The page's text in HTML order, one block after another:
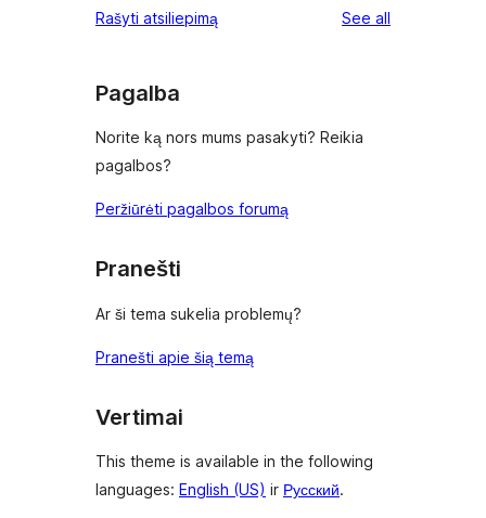
reviews
star
Rašyti atsiliepimą See all
Pagalba
Norite ką nors mums pasakyti? Reikia
pagalbos?
Peržiūrėti pagalbos forumą
Pranešti
Ar ši tema sukelia problemų?
Pranešti apie šią temą
Vertimai
This theme is available in the following
languages: English (US) ir Русский.